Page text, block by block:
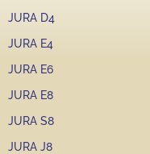
JURA D4
JURA E4
JURA E6
JURA E8
JURA S8
JURA J8